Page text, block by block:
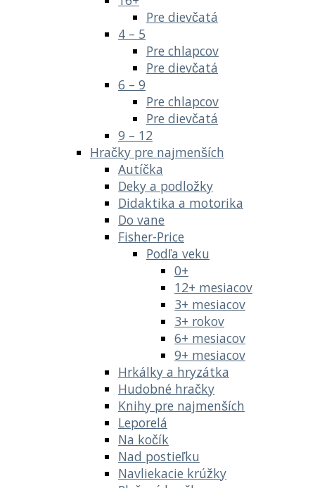
Pre dievčatá
4 – 5
Pre chlapcov
Pre dievčatá
6 – 9
Pre chlapcov
Pre dievčatá
9 – 12
Hračky pre najmenších
Autíčka
Deky a podložky
Didaktika a motorika
Do vane
Fisher-Price
Podľa veku
0+
12+ mesiacov
3+ mesiacov
3+ rokov
6+ mesiacov
9+ mesiacov
Hrkálky a hryzátka
Hudobné hračky
Knihy pre najmenších
Leporelá
Na kočík
Nad postieľku
Navliekacie krúžky